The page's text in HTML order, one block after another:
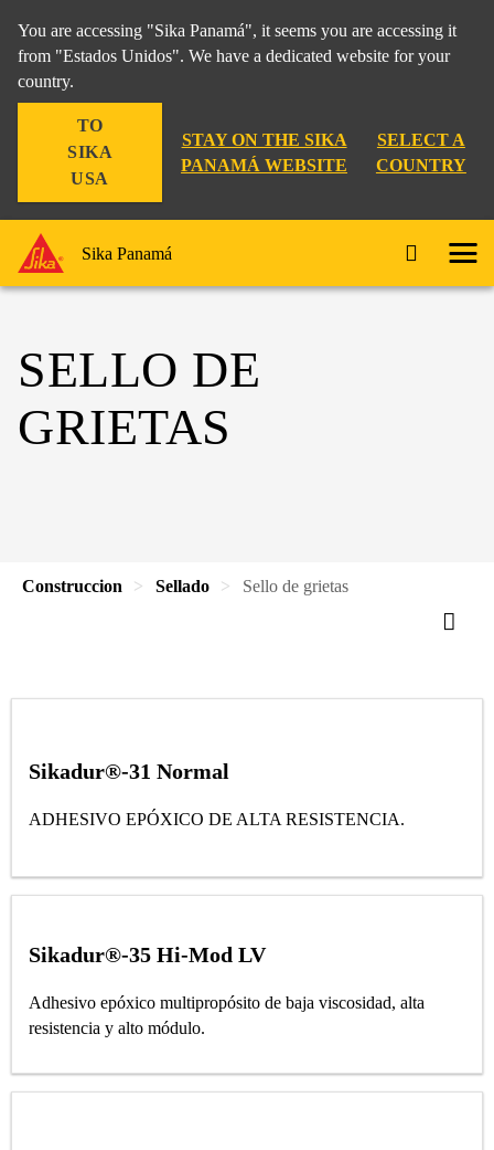
You are accessing "Sika Panamá", it seems you are accessing it
from "Estados Unidos". We have a dedicated website for your
country.
TO
SIKA
USA
STAY ON THE SIKA
PANAMÁ WEBSITE
SELECT A
COUNTRY
Sika Panamá
SELLO DE
GRIETAS
Construccion Sellado Sello de grietas
Sikadur®-31 Normal
ADHESIVO EPÓXICO DE ALTA RESISTENCIA.
Sikadur®-35 Hi-Mod LV
Adhesivo epóxico multipropósito de baja viscosidad, alta
resistencia y alto módulo.